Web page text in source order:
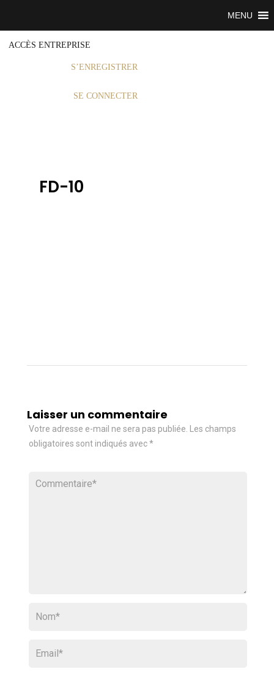
ACCÈS ENTREPRISE
S’ENREGISTRER
SE CONNECTER
MENU
FD-10
Laisser un commentaire
Votre adresse e-mail ne sera pas publiée.
Les champs
obligatoires sont indiqués avec*